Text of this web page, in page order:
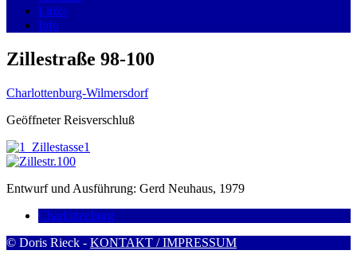
Links
Info
Zillestraße 98-100
Charlottenburg-Wilmersdorf
Geöffneter Reisverschluß
Entwurf und Ausführung: Gerd Neuhaus, 1979
Charlottenburg
© Doris Rieck - KONTAKT / IMPRESSUM